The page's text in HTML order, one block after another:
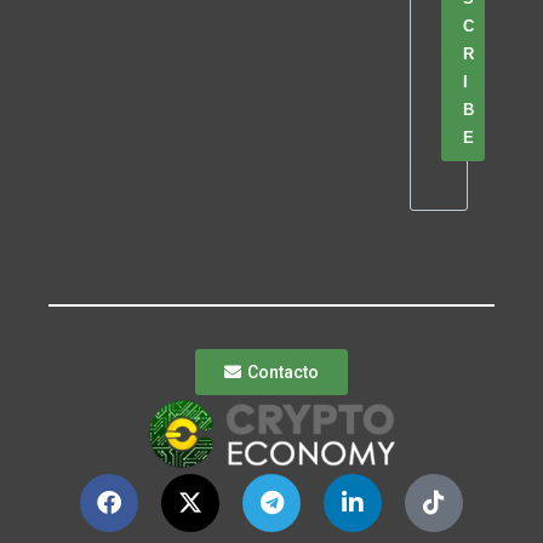
C
R
B
E
Contacto